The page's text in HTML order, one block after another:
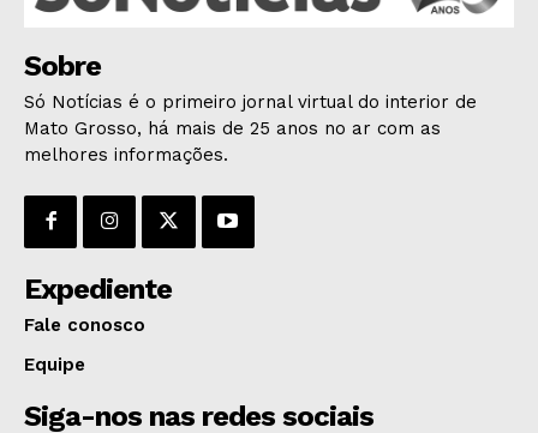
Sobre
Só Notícias é o primeiro jornal virtual do interior de
Mato Grosso, há mais de 25 anos no ar com as
melhores informações.
Expediente
Fale conosco
Equipe
Siga-nos nas redes sociais